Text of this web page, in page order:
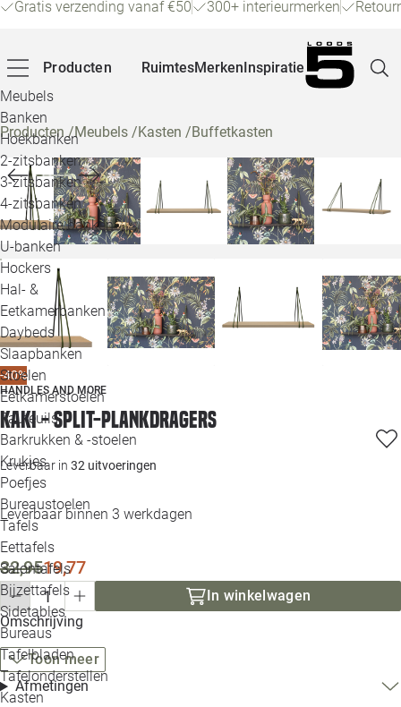
Gratis verzending vanaf €50 300+ interieurmerken
Producten
Meubels
Banken
Hoekbanken
2-zitsbanken
3-zitsbanken
4-zitsbanken
Modulaire banken
U-banken
Hockers
Hal- &
Eetkamerbanken
Daybeds
Slaapbanken
Stoelen
Eetkamerstoelen
Fauteuils
Barkrukken & -stoelen
Krukjes
Poefjes
Bureaustoelen
Tafels
Eettafels
Salontafels
Bijzettafels
Sidetables
Bureaus
Tafelbladen
Tafelonderstellen
Kasten
RuimtesMerkenInspiratie
Producten/Meubels /Kasten /Buffetkasten
-40%
HANDLES AND MORE
KAKI - split-plankdragers
Leverbaar in 32 uitvoeringen
Leverbaar binnen 3 werkdagen
32,9519,77
In winkelwagen
Omschrijving
Toon meer
Afmetingen